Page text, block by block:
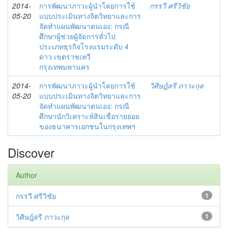
2014-
05-20
การพัฒนาภาวะผู้นำโดยการใช้
แบบประเมินทางจิตวิทยาและการ
จัดทำแผนพัฒนาตนเอง: กรณี
ศึกษาผู้ช่วยผู้จัดการทั่วไป
ประเภทธุรกิจโรงแรมระดับ 4
ดาว เขตราชเทวี
กรุงเทพมหานคร
กรรวี ศรีวิชัย
2014-
05-20
การพัฒนาภาวะผู้นำโดยการใช้
แบบประเมินทางจิตวิทยาและการ
จัดทำแผนพัฒนาตนเอง: กรณี
ศึกษานักวิเคราะห์สินเชื่อรายย่อย
ของธนาคารเอกชนในกรุงเทพฯ
วิศิษฎ์สรี ภาวะกุล
Discover
Author
1
กรรวี ศรีวิชัย
1
วิศิษฎ์สรี ภาวะกุล